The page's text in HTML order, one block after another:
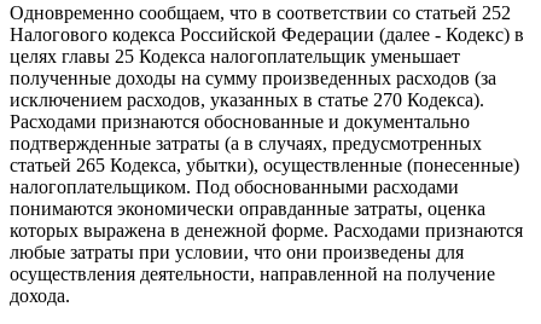
Одновременно сообщаем, что в соответствии со статьей 252
Налогового кодекса Российской Федерации (далее - Кодекс) в
целях главы 25 Кодекса налогоплательщик уменьшает
полученные доходы на сумму произведенных расходов (за
исключением расходов, указанных в статье 270 Кодекса).
Расходами признаются обоснованные и документально
подтвержденные затраты (а в случаях, предусмотренных
статьей 265 Кодекса, убытки), осуществленные (понесенные)
налогоплательщиком. Под обоснованными расходами
понимаются экономически оправданные затраты, оценка
которых выражена в денежной форме. Расходами признаются
любые затраты при условии, что они произведены для
осуществления деятельности, направленной на получение
дохода.